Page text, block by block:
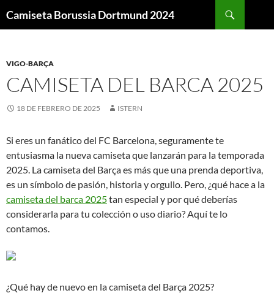
Camiseta Borussia Dortmund 2024
VIGO-BARÇA
CAMISETA DEL BARCA 2025
18 DE FEBRERO DE 2025 ISTERN
Si eres un fanático del FC Barcelona, seguramente te
entusiasma la nueva camiseta que lanzarán para la temporada
2025. La camiseta del Barça es más que una prenda deportiva,
es un símbolo de pasión, historia y orgullo. Pero, ¿qué hace a la
camiseta del barca 2025tan especial y por qué deberías
considerarla para tu colección o uso diario? Aquí te lo
contamos.
¿Qué hay de nuevo en la camiseta del Barça 2025?